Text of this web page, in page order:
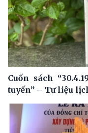
Cuốn sách
tuyến” – Tư liệu